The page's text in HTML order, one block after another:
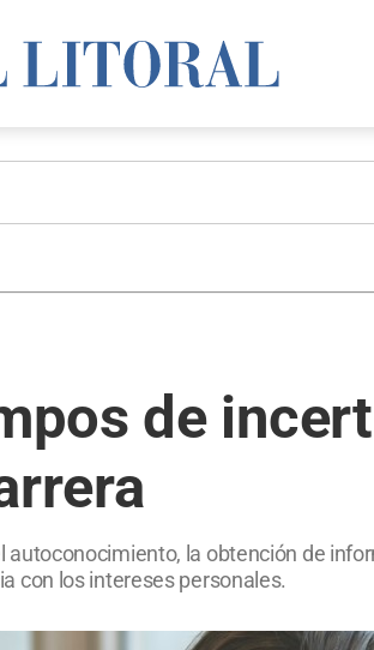
de
la obtención de
con los intereses personales.